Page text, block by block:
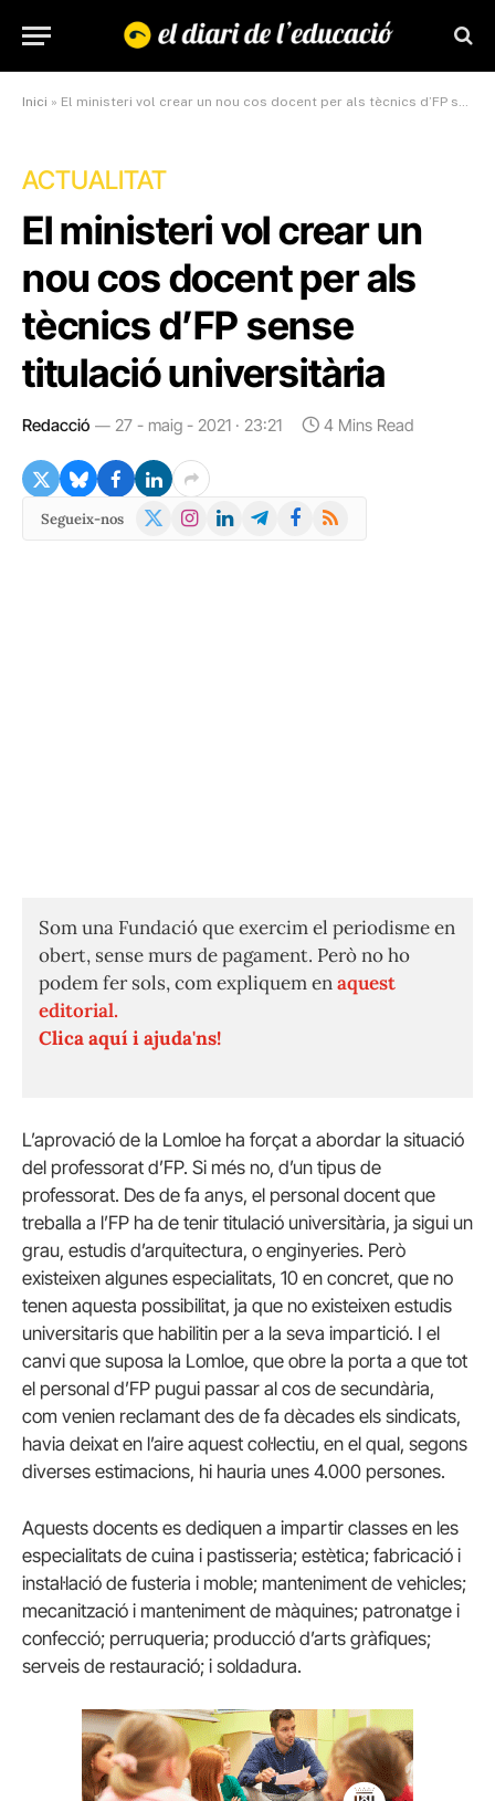
Inici » El ministeri vol crear un nou cos docent per als tècnics d’FP sense titulació universitària
ACTUALITAT
El ministeri vol crear un
nou cos docent per als
tècnics d’FP sense
titulació universitària
Redacció 27 - maig - 2021 · 23:21 4 Mins Read
Segueix-nos
X
Instagram
LinkedInTelegramFacebook
RSS
Som una Fundació que exercim el periodisme en
obert, sense murs de pagament. Però no ho
podem fer sols, com expliquem enaquest
editorial.
Clica aquí i ajuda'ns!
L’aprovació de la Lomloe ha forçat a abordar la situació
del professorat d’FP. Si més no, d’un tipus de
professorat. Des de fa anys, el personal docent que
treballa a l’FP ha de tenir titulació universitària, ja sigui un
grau, estudis d’arquitectura, o enginyeries. Però
existeixen algunes especialitats, 10 en concret, que no
tenen aquesta possibilitat, ja que no existeixen estudis
universitaris que habilitin per a la seva impartició. I el
canvi que suposa la Lomloe, que obre la porta a que tot
el personal d’FP pugui passar al cos de secundària,
com venien reclamant des de fa dècades els sindicats,
havia deixat en l’aire aquest col·lectiu, en el qual, segons
diverses estimacions, hi hauria unes 4.000 persones.
Aquests docents es dediquen a impartir classes en les
especialitats de cuina i pastisseria; estètica; fabricació i
instal·lació de fusteria i moble; manteniment de vehicles;
mecanització i manteniment de màquines; patronatge i
confecció; perruqueria; producció d’arts gràfiques;
serveis de restauració; i soldadura.